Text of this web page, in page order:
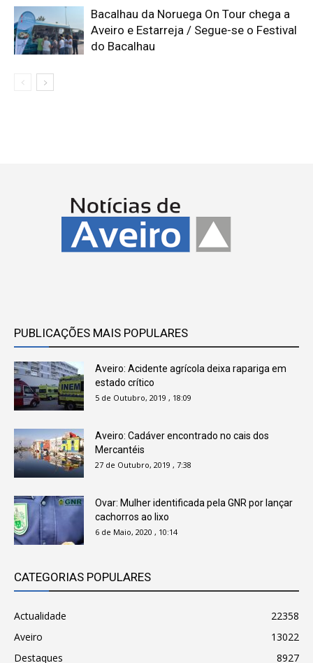
Bacalhau da Noruega On Tour chega a
Aveiro e Estarreja / Segue-se o Festival
do Bacalhau
PUBLICAÇÕES MAIS POPULARES
Aveiro: Acidente agrícola deixa rapariga em
estado crítico
5 de Outubro, 2019 , 18:09
Aveiro: Cadáver encontrado no cais dos
Mercantéis
27 de Outubro, 2019 , 7:38
Ovar: Mulher identificada pela GNR por lançar
cachorros ao lixo
6 de Maio, 2020 , 10:14
CATEGORIAS POPULARES
Actualidade
22358
Aveiro
13022
Destaques
8927